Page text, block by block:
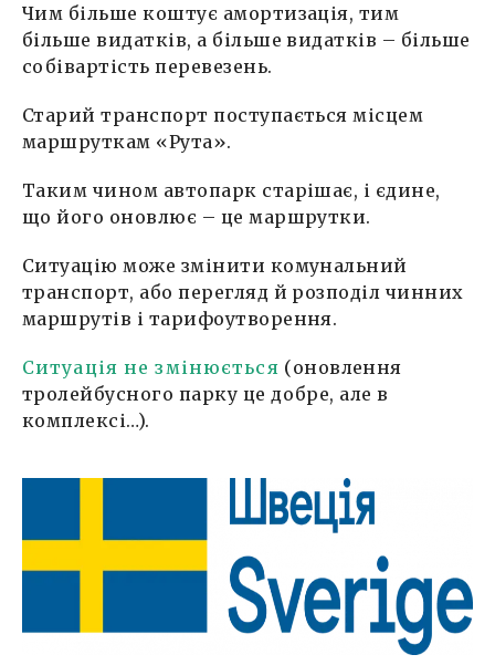
Чим більше коштує амортизація, тим
більше видатків, а більше видатків – більше
собівартість перевезень.
Старий транспорт поступається місцем
маршруткам «Рута».
Таким чином автопарк старішає, і єдине,
що його оновлює – це маршрутки.
Ситуацію може змінити комунальний
транспорт, або перегляд й розподіл чинних
маршрутів і тарифоутворення.
Ситуація не змінюється (оновлення
тролейбусного парку це добре, але в
комплексі…).